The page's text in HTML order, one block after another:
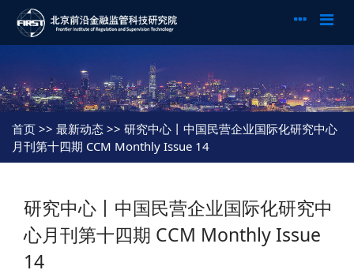
首页 >> 最新动态 >> 研究中心丨中国民营企业国际化研究中心
月刊第十四期 CCM Monthly Issue 14
研究中心丨中国民营企业国际化研究中
心月刊第十四期 CCM Monthly Issue
14